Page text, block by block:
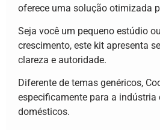
oferece uma solução otimizada
Seja você um pequeno estúdio
crescimento, este kit apresenta
clareza e autoridade.
Diferente de temas genéricos,
especificamente para a indústria
domésticos.